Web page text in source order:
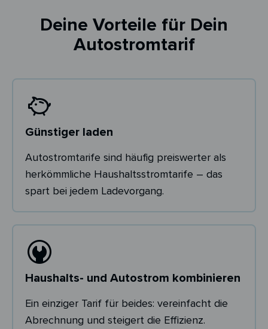
Deine Vorteile für Dein
Autostromtarif
Günstiger laden
Autostromtarife sind häufig preiswerter als
herkömmliche Haushaltsstromtarife – das
spart bei jedem Ladevorgang.
Haushalts- und Autostrom kombinieren
Ein einziger Tarif für beides: vereinfacht die
Abrechnung und steigert die Effizienz.